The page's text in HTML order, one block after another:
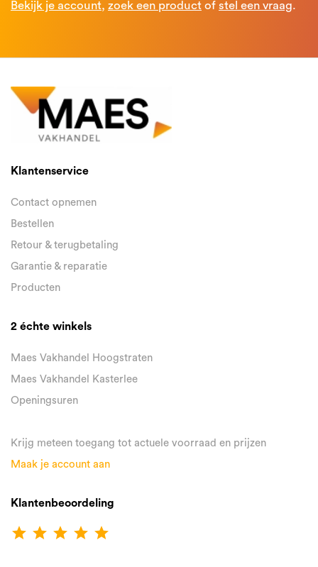
Bekijk je account, zoek een product of stel een vraag.
Klantenservice
Contact opnemen
Bestellen
Retour & terugbetaling
Garantie & reparatie
Producten
2 échte winkels
Maes Vakhandel Hoogstraten
Maes Vakhandel Kasterlee
Openingsuren
Krijg meteen toegang tot actuele voorraad en prijzen
Maak je account aan
Klantenbeoordeling
star star star star star